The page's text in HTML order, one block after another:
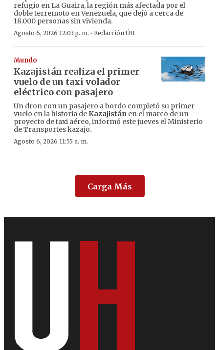
refugio en La Guaira, la región más afectada por el
doble terremoto en Venezuela, que dejó a cerca de
18.000 personas sin vivienda.
Agosto 6, 2026 12:03 p. m. · Redacción ÚH
Mundo
Kazajistán realiza el primer
vuelo de un taxi volador
eléctrico con pasajero
Un dron con un pasajero a bordo completó su primer
vuelo en la historia de Kazajistán en el marco de un
proyecto de taxi aéreo, informó este jueves el Ministerio
de Transportes kazajo.
Agosto 6, 2026 11:55 a. m.
Carga Más